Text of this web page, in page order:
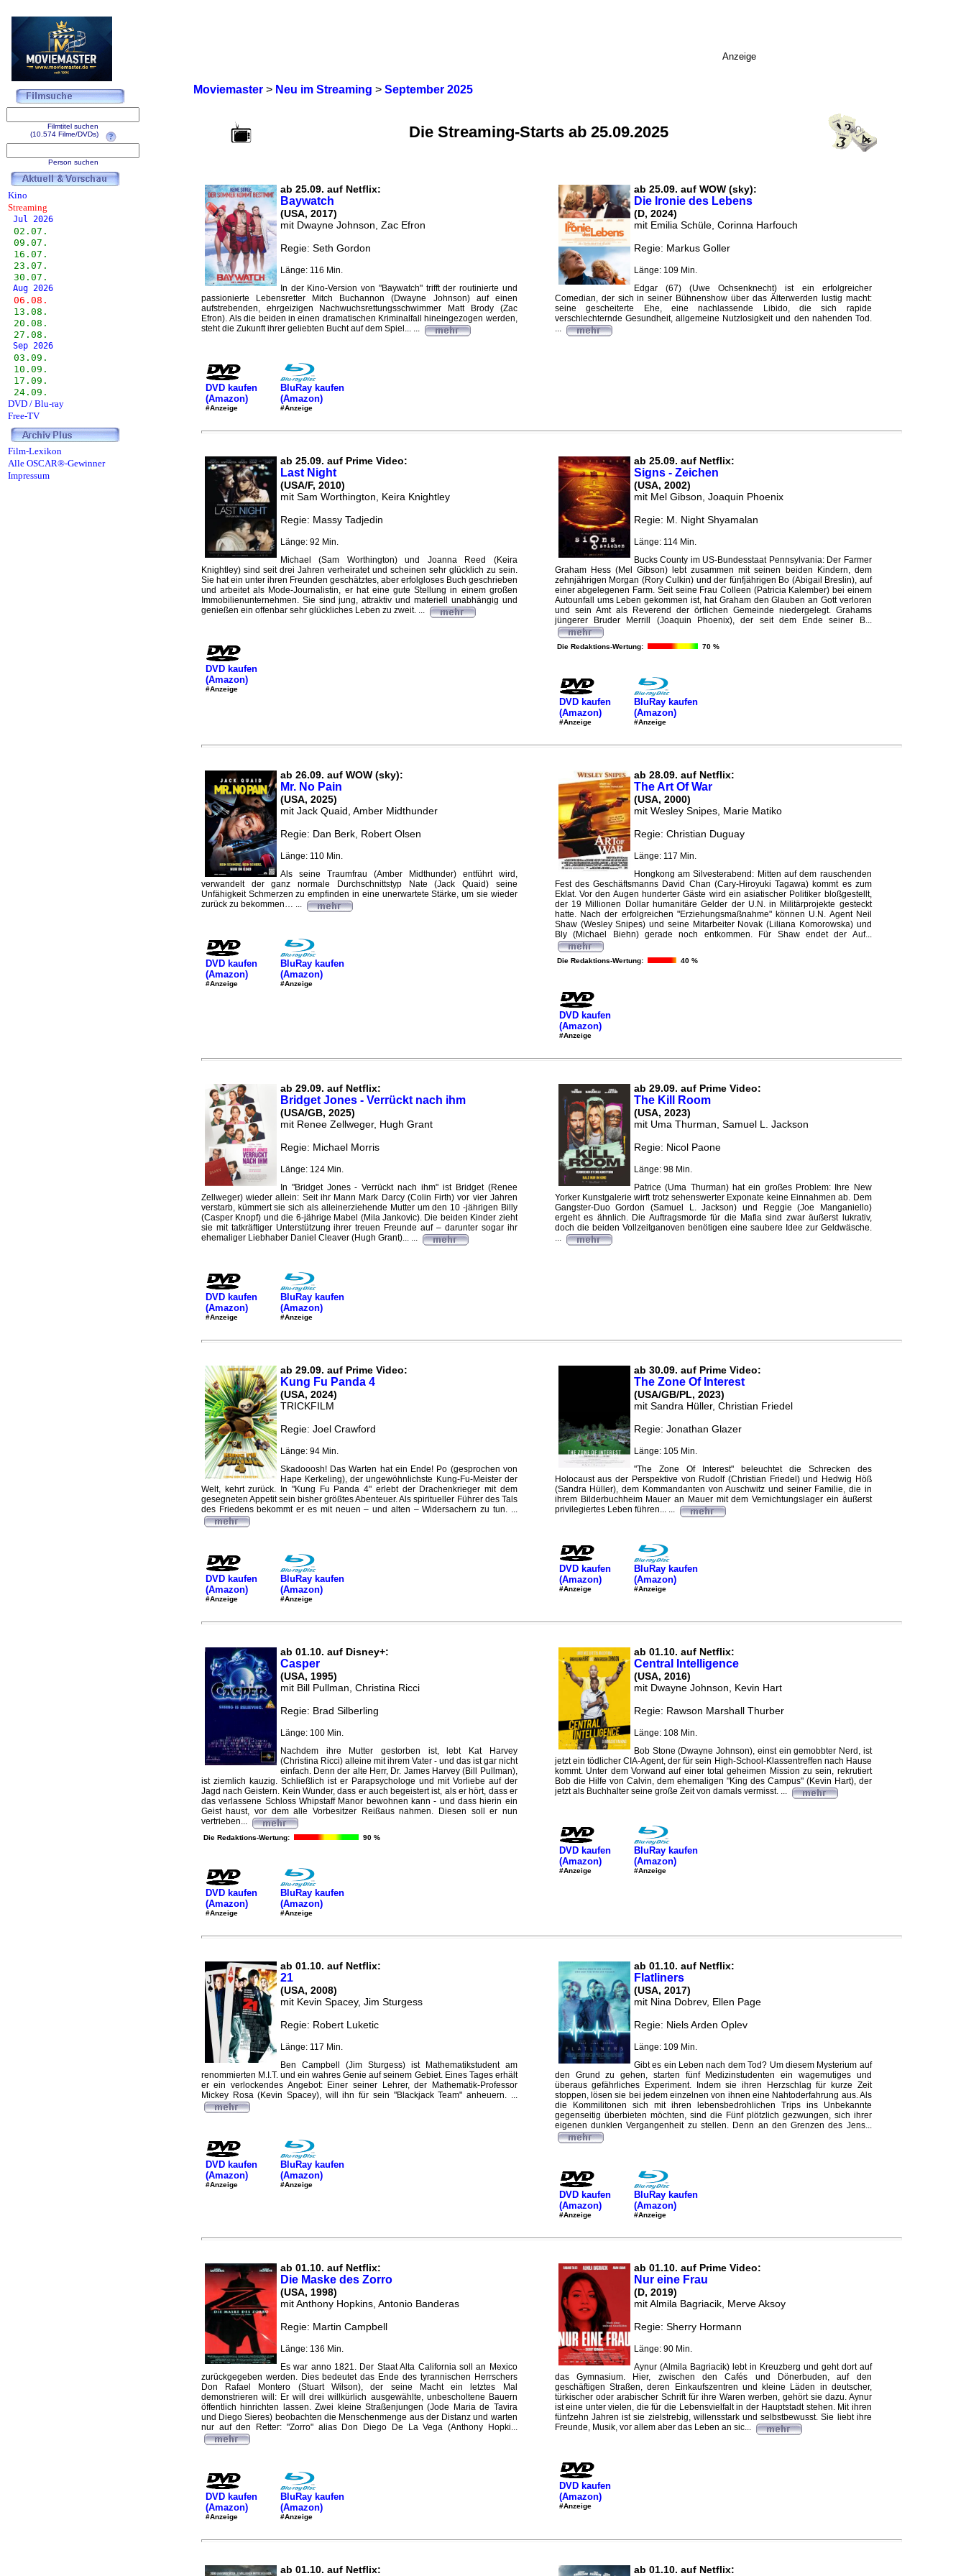
Moviemaster> Neu im Streaming > September 2025
Die Streaming-Starts ab 25.09.2025
ab 25.09. auf Netflix:
Baywatch
(USA, 2017)
mit Dwayne Johnson, Zac Efron
Regie: Seth Gordon
Länge: 116 Min.
In der Kino-Version von "Baywatch" trifft der routinierte und
passionierte Lebensretter Mitch Buchannon (Dwayne Johnson) auf einen
aufstrebenden, ehrgeizigen Nachwuchsrettungsschwimmer Matt Brody (Zac
Efron). Als die beiden in einen dramatischen Kriminalfall hineingezogen werden,
steht die Zukunft ihrer geliebten Bucht auf dem Spiel... ...
DVD kaufen
(Amazon)
#Anzeige
BluRay kaufen
(Amazon)
#Anzeige
ab 25.09. auf WOW (sky):
Die Ironie des Lebens
(D, 2024)
mit Emilia Schüle, Corinna Harfouch
Regie: Markus Goller
Länge: 109 Min.
Edgar (67) (Uwe Ochsenknecht) ist ein erfolgreicher
Comedian, der sich in seiner Bühnenshow über das Älterwerden lustig macht:
seine gescheiterte Ehe, eine nachlassende Libido, die sich rapide
verschlechternde Gesundheit, allgemeine Nutzlosigkeit und den nahenden Tod.
...
ab 25.09. auf Prime Video:
Last Night
(USA/F, 2010)
mit Sam Worthington, Keira Knightley
Regie: Massy Tadjedin
Länge: 92 Min.
Michael (Sam Worthington) und Joanna Reed (Keira
Knightley) sind seit drei Jahren verheiratet und scheinen sehr glücklich zu sein.
Sie hat ein unter ihren Freunden geschätztes, aber erfolgloses Buch geschrieben
und arbeitet als Mode-Journalistin, er hat eine gute Stellung in einem großen
Immobilienunternehmen. Sie sind jung, attraktiv und materiell unabhängig und
genießen ein offenbar sehr glückliches Leben zu zweit. ...
DVD kaufen
(Amazon)
#Anzeige
ab 25.09. auf Netflix:
Signs - Zeichen
(USA, 2002)
mit Mel Gibson, Joaquin Phoenix
Regie: M. Night Shyamalan
Länge: 114 Min.
Bucks County im US-Bundesstaat Pennsylvania: Der Farmer
Graham Hess (Mel Gibson) lebt zusammen mit seinen beiden Kindern, dem
zehnjährigen Morgan (Rory Culkin) und der fünfjährigen Bo (Abigail Breslin), auf
einer abgelegenen Farm. Seit seine Frau Colleen (Patricia Kalember) bei einem
Autounfall ums Leben gekommen ist, hat Graham den Glauben an Gott verloren
und sein Amt als Reverend der örtlichen Gemeinde niedergelegt. Grahams
jüngerer Bruder Merrill (Joaquin Phoenix), der seit dem Ende seiner B...
Die Redaktions-Wertung: 70 %
DVD kaufen
(Amazon)
#Anzeige
BluRay kaufen
(Amazon)
#Anzeige
ab 26.09. auf WOW (sky):
Mr. No Pain
(USA, 2025)
mit Jack Quaid, Amber Midthunder
Regie: Dan Berk, Robert Olsen
Länge: 110 Min.
Als seine Traumfrau (Amber Midthunder) entführt wird,
verwandelt der ganz normale Durchschnittstyp Nate (Jack Quaid) seine
Unfähigkeit Schmerzen zu empfinden in eine unerwartete Stärke, um sie wieder
zurück zu bekommen… ...
DVD kaufen
(Amazon)
#Anzeige
BluRay kaufen
(Amazon)
#Anzeige
ab 28.09. auf Netflix:
The Art Of War
(USA, 2000)
mit Wesley Snipes, Marie Matiko
Regie: Christian Duguay
Länge: 117 Min.
Hongkong am Silvesterabend: Mitten auf dem rauschenden
Fest des Geschäftsmanns David Chan (Cary-Hiroyuki Tagawa) kommt es zum
Eklat. Vor den Augen hunderter Gäste wird ein asiatischer Politiker bloßgestellt,
der 19 Millionen Dollar humanitäre Gelder der U.N. in Militärprojekte gesteckt
hatte. Nach der erfolgreichen "Erziehungsmaßnahme" können U.N. Agent Neil
Shaw (Wesley Snipes) und seine Mitarbeiter Novak (Liliana Komorowska) und
Bly (Michael Biehn) gerade noch entkommen. Für Shaw endet der Auf...
Die Redaktions-Wertung: 40 %
DVD kaufen
(Amazon)
#Anzeige
ab 29.09. auf Netflix:
Bridget Jones - Verrückt nach ihm
(USA/GB, 2025)
mit Renee Zellweger, Hugh Grant
Regie: Michael Morris
Länge: 124 Min.
In "Bridget Jones - Verrückt nach ihm" ist Bridget (Renee
Zellweger) wieder allein: Seit ihr Mann Mark Darcy (Colin Firth) vor vier Jahren
verstarb, kümmert sie sich als alleinerziehende Mutter um den 10 -jährigen Billy
(Casper Knopf) und die 6-jährige Mabel (Mila Jankovic). Die beiden Kinder zieht
sie mit tatkräftiger Unterstützung ihrer treuen Freunde auf – darunter sogar ihr
ehemaliger Liebhaber Daniel Cleaver (Hugh Grant)... ...
DVD kaufen
(Amazon)
#Anzeige
BluRay kaufen
(Amazon)
#Anzeige
ab 29.09. auf Prime Video:
The Kill Room
(USA, 2023)
mit Uma Thurman, Samuel L. Jackson
Regie: Nicol Paone
Länge: 98 Min.
Patrice (Uma Thurman) hat ein großes Problem: Ihre New
Yorker Kunstgalerie wirft trotz sehenswerter Exponate keine Einnahmen ab. Dem
Gangster-Duo Gordon (Samuel L. Jackson) und Reggie (Joe Manganiello)
ergeht es ähnlich. Die Auftragsmorde für die Mafia sind zwar äußerst lukrativ,
doch die beiden Vollzeitganoven benötigen eine saubere Idee zur Geldwäsche.
...
ab 29.09. auf Prime Video:
Kung Fu Panda 4
(USA, 2024)
TRICKFILM
Regie: Joel Crawford
Länge: 94 Min.
Skadooosh! Das Warten hat ein Ende! Po (gesprochen von
Hape Kerkeling), der ungewöhnlichste Kung-Fu-Meister der
Welt, kehrt zurück. In "Kung Fu Panda 4" erlebt der Drachenkrieger mit dem
gesegneten Appetit sein bisher größtes Abenteuer. Als spiritueller Führer des Tals
des Friedens bekommt er es mit neuen – und alten – Widersachern zu tun. ...
DVD kaufen
(Amazon)
#Anzeige
BluRay kaufen
(Amazon)
#Anzeige
ab 30.09. auf Prime Video:
The Zone Of Interest
(USA/GB/PL, 2023)
mit Sandra Hüller, Christian Friedel
Regie: Jonathan Glazer
Länge: 105 Min.
"The Zone Of Interest" beleuchtet die Schrecken des
Holocaust aus der Perspektive von Rudolf (Christian Friedel) und Hedwig Höß
(Sandra Hüller), dem Kommandanten von Auschwitz und seiner Familie, die in
ihrem Bilderbuchheim Mauer an Mauer mit dem Vernichtungslager ein äußerst
privilegiertes Leben führen... ...
DVD kaufen
(Amazon)
#Anzeige
BluRay kaufen
(Amazon)
#Anzeige
ab 01.10. auf Disney+:
Casper
(USA, 1995)
mit Bill Pullman, Christina Ricci
Regie: Brad Silberling
Länge: 100 Min.
Nachdem ihre Mutter gestorben ist, lebt Kat Harvey
(Christina Ricci) alleine mit ihrem Vater - und das ist gar nicht
einfach. Denn der alte Herr, Dr. James Harvey (Bill Pullman),
ist ziemlich kauzig. Schließlich ist er Parapsychologe und mit Vorliebe auf der
Jagd nach Geistern. Kein Wunder, dass er auch begeistert ist, als er hört, dass er
das verlassene Schloss Whipstaff Manor bewohnen kann - und dass hierin ein
Geist haust, vor dem alle Vorbesitzer Reißaus nahmen. Diesen soll er nun
vertrieben...
Die Redaktions-Wertung: 90 %
DVD kaufen
(Amazon)
#Anzeige
BluRay kaufen
(Amazon)
#Anzeige
ab 01.10. auf Netflix:
Central Intelligence
(USA, 2016)
mit Dwayne Johnson, Kevin Hart
Regie: Rawson Marshall Thurber
Länge: 108 Min.
Bob Stone (Dwayne Johnson), einst ein gemobbter Nerd, ist
jetzt ein tödlicher CIA-Agent, der für sein High-School-Klassentreffen nach Hause
kommt. Unter dem Vorwand auf einer total geheimen Mission zu sein, rekrutiert
Bob die Hilfe von Calvin, dem ehemaligen "King des Campus" (Kevin Hart), der
jetzt als Buchhalter seine große Zeit von damals vermisst. ...
DVD kaufen
(Amazon)
#Anzeige
BluRay kaufen
(Amazon)
#Anzeige
ab 01.10. auf Netflix:
21
(USA, 2008)
mit Kevin Spacey, Jim Sturgess
Regie: Robert Luketic
Länge: 117 Min.
Ben Campbell (Jim Sturgess) ist Mathematikstudent am
renommierten M.I.T. und ein wahres Genie auf seinem Gebiet. Eines Tages erhält
er ein verlockendes Angebot: Einer seiner Lehrer, der Mathematik-Professor
Mickey Rosa (Kevin Spacey), will ihn für sein "Blackjack Team" anheuern. ...
DVD kaufen
(Amazon)
#Anzeige
BluRay kaufen
(Amazon)
#Anzeige
ab 01.10. auf Netflix:
Flatliners
(USA, 2017)
mit Nina Dobrev, Ellen Page
Regie: Niels Arden Oplev
Länge: 109 Min.
Gibt es ein Leben nach dem Tod? Um diesem Mysterium auf
den Grund zu gehen, starten fünf Medizinstudenten ein wagemutiges und
überaus gefährliches Experiment. Indem sie ihren Herzschlag für kurze Zeit
stoppen, lösen sie bei jedem einzelnen von ihnen eine Nahtoderfahrung aus. Als
die Kommilitonen sich mit ihren lebensbedrohlichen Trips ins Unbekannte
gegenseitig überbieten möchten, sind die Fünf plötzlich gezwungen, sich ihrer
eigenen dunklen Vergangenheit zu stellen. Denn an den Grenzen des Jens...
DVD kaufen
(Amazon)
#Anzeige
BluRay kaufen
(Amazon)
#Anzeige
ab 01.10. auf Netflix:
Die Maske des Zorro
(USA, 1998)
mit Anthony Hopkins, Antonio Banderas
Regie: Martin Campbell
Länge: 136 Min.
Es war anno 1821. Der Staat Alta California soll an Mexico
zurückgegeben werden. Dies bedeutet das Ende des tyrannischen Herrschers
Don Rafael Montero (Stuart Wilson), der seine Macht ein letztes Mal
demonstrieren will: Er will drei willkürlich ausgewählte, unbescholtene Bauern
öffentlich hinrichten lassen. Zwei kleine Straßenjungen (Jode Maria de Tavira
und Diego Sieres) beobachten die Menschenmenge aus der Distanz und warten
nur auf den Retter: "Zorro" alias Don Diego De La Vega (Anthony Hopki...
DVD kaufen
(Amazon)
#Anzeige
BluRay kaufen
(Amazon)
#Anzeige
ab 01.10. auf Prime Video:
Nur eine Frau
(D, 2019)
mit Almila Bagriacik, Merve Aksoy
Regie: Sherry Hormann
Länge: 90 Min.
Aynur (Almila Bagriacik) lebt in Kreuzberg und geht dort auf
das Gymnasium. Hier, zwischen den Cafés und Dönerbuden, auf den
geschäftigen Straßen, deren Einkaufszentren und kleine Läden in deutscher,
türkischer oder arabischer Schrift für ihre Waren werben, gehört sie dazu. Aynur
ist eine unter vielen, die für die Lebensvielfalt in der Hauptstadt stehen. Mit ihren
fünfzehn Jahren ist sie zielstrebig, willensstark und selbstbewusst. Sie liebt ihre
Freunde, Musik, vor allem aber das Leben an sic...
DVD kaufen
(Amazon)
#Anzeige
ab 01.10. auf Netflix: ab 01.10. auf Netflix:
Anzeige
Filmtitel suchen
(10.574 Filme/DVDs)
Person suchen
Kino
Streaming
Jul 2026
02.07.
09.07.
16.07.
23.07.
30.07.
Aug 2026
06.08.
13.08.
20.08.
27.08.
Sep 2026
03.09.
10.09.
17.09.
24.09.
DVD / Blu-ray
Free-TV
Film-Lexikon
Alle OSCAR®-Gewinner
Impressum